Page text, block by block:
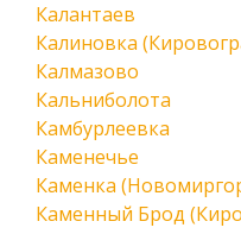
Калантаев
Калиновка
Калмазово
Кальниболота
Камбурлеевка
Каменечье
Каменка
Каменный Брод